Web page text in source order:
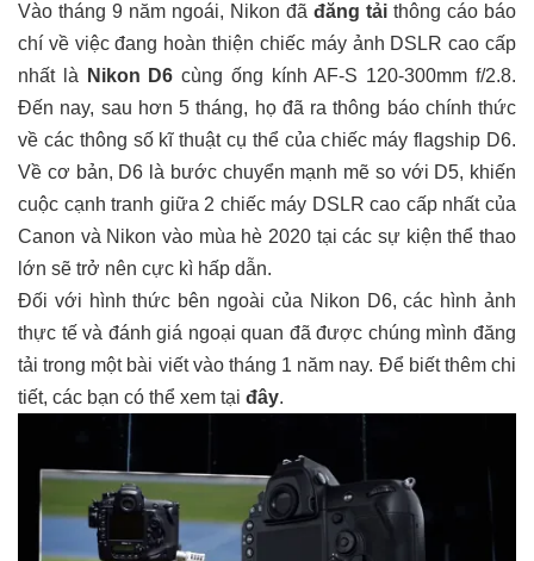
Vào tháng 9 năm ngoái, Nikon đã đăng tải thông cáo báo
chí về việc đang hoàn thiện chiếc máy ảnh DSLR cao cấp
nhất là Nikon D6 cùng ống kính AF-S 120-300mm f/2.8.
Đến nay, sau hơn 5 tháng, họ đã ra thông báo chính thức
về các thông số kĩ thuật cụ thể của chiếc máy flagship D6.
Về cơ bản, D6 là bước chuyển mạnh mẽ so với D5, khiến
cuộc cạnh tranh giữa 2 chiếc máy DSLR cao cấp nhất của
Canon và Nikon vào mùa hè 2020 tại các sự kiện thể thao
lớn sẽ trở nên cực kì hấp dẫn.
Đối với hình thức bên ngoài của Nikon D6, các hình ảnh
thực tế và đánh giá ngoại quan đã được chúng mình đăng
tải trong một bài viết vào tháng 1 năm nay. Để biết thêm chi
tiết, các bạn có thể xem tại đây.